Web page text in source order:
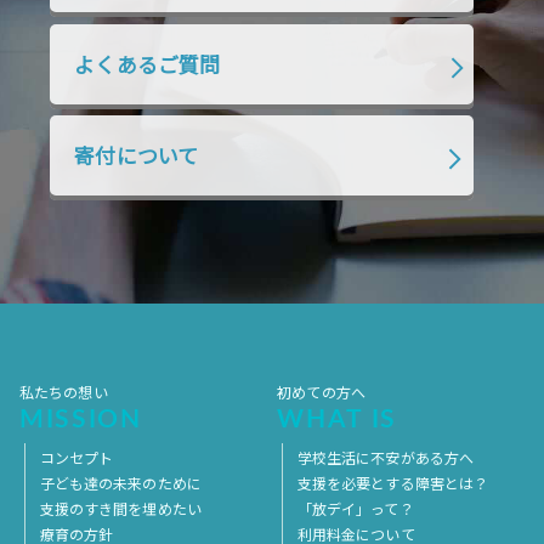
よくあるご質問
寄付について
私たちの想い
MISSION
コンセプト
子ども達の未来のために
支援のすき間を埋めたい
療育の方針
初めての方へ
WHAT IS
学校生活に不安がある方へ
支援を必要とする障害とは？
「放デイ」って？
利用料金について